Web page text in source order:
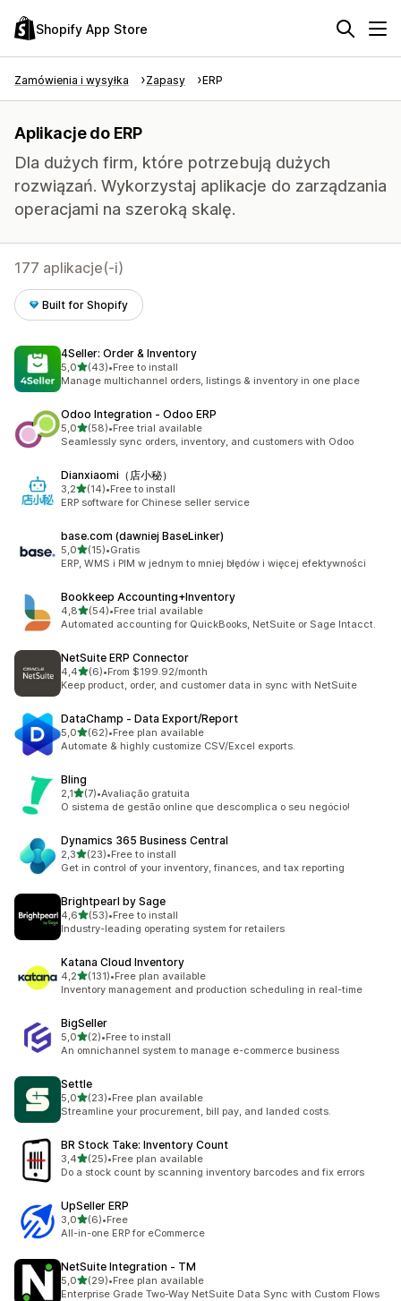
Shopify App Store
Zamówienia i wysyłka Zapasy ERP
Aplikacje do ERP
Dla dużych firm, które potrzebują dużych
rozwiązań. Wykorzystaj aplikacje do zarządzania
operacjami na szeroką skalę.
177 aplikacje(-i)
Built for Shopify
4Seller: Order & Inventory
5,0na 5 gwiazdek
(43)
Łączna liczba recenzji: 43
•Free to install
Manage multichannel orders, listings & inventory in one place
Odoo Integration ‑ Odoo ERP
5,0na 5 gwiazdek
(58)
Łączna liczba recenzji: 58
•Free trial available
Seamlessly sync orders, inventory, and customers with Odoo
Dianxiaomi（店小秘）
3,2na 5 gwiazdek
(14)
Łączna liczba recenzji: 14
•Free to install
ERP software for Chinese seller service
base.com (dawniej BaseLinker)
5,0na 5 gwiazdek
(15)
Łączna liczba recenzji: 15
•Gratis
ERP, WMS i PIM w jednym to mniej błędów i więcej efektywności
Bookkeep Accounting+Inventory
4,8na 5 gwiazdek
(54)
Łączna liczba recenzji: 54
•Free trial available
Automated accounting for QuickBooks, NetSuite or Sage Intacct.
NetSuite ERP Connector
4,4na 5 gwiazdek
(6)
Łączna liczba recenzji: 6
•From $199.92/month
Keep product, order, and customer data in sync with NetSuite
DataChamp ‑ Data Export/Report
5,0na 5 gwiazdek
(62)
Łączna liczba recenzji: 62
•Free plan available
Automate & highly customize CSV/Excel exports.
Bling
2,1na 5 gwiazdek
(7)
Łączna liczba recenzji: 7
•Avaliação gratuita
O sistema de gestão online que descomplica o seu negócio!
Dynamics 365 Business Central
2,3na 5 gwiazdek
(23)
Łączna liczba recenzji: 23
•Free to install
Get in control of your inventory, finances, and tax reporting
Brightpearl by Sage
4,6na 5 gwiazdek
(53)
Łączna liczba recenzji: 53
•Free to install
Industry-leading operating system for retailers
Katana Cloud Inventory
4,2na 5 gwiazdek
(131)
Łączna liczba recenzji: 131
•Free plan available
Inventory management and production scheduling in real-time
BigSeller
5,0na 5 gwiazdek
(2)
Łączna liczba recenzji: 2
•Free to install
An omnichannel system to manage e-commerce business
Settle
5,0na 5 gwiazdek
(23)
Łączna liczba recenzji: 23
•Free plan available
Streamline your procurement, bill pay, and landed costs.
BR Stock Take: Inventory Count
3,4na 5 gwiazdek
(25)
Łączna liczba recenzji: 25
•Free plan available
Do a stock count by scanning inventory barcodes and fix errors
UpSeller ERP
3,0na 5 gwiazdek
(6)
Łączna liczba recenzji: 6
•Free
All-in-one ERP for eCommerce
NetSuite Integration ‑ TM
5,0na 5 gwiazdek
(29)
Łączna liczba recenzji: 29
•Free plan available
Enterprise Grade Two-Way NetSuite Data Sync with Custom Flows